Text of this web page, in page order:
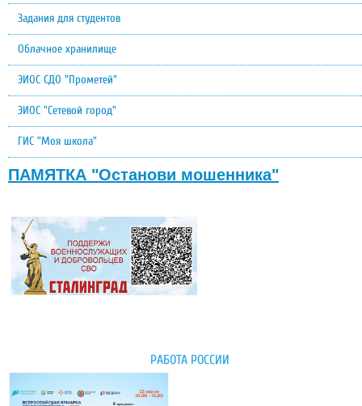
Задания для студентов
Облачное хранилище
ЭИОС СДО "Прометей"
ЭИОС "Сетевой город"
ГИС "Моя школа"
ПАМЯТКА "Останови мошенника"
РАБОТА РОССИИ